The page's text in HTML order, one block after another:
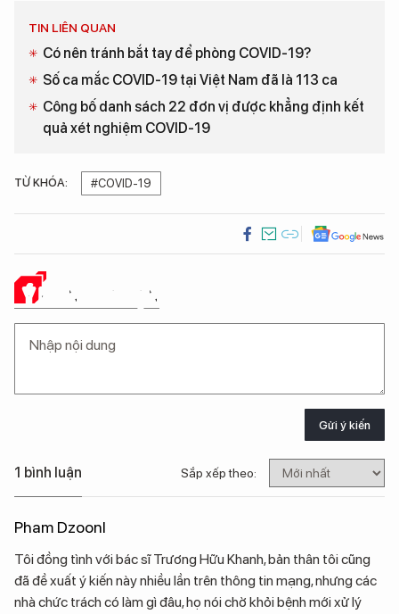
TIN LIÊN QUAN
Có nên tránh bắt tay để phòng COVID-19?
Số ca mắc COVID-19 tại Việt Nam đã là 113 ca
Công bố danh sách 22 đơn vị được khẳng định kết
quả xét nghiệm COVID-19
TỪ KHÓA: #COVID-19
Ý KIẾN CỦA BẠN
Gửi ý kiến
1 bình luận Sắp xếp theo:
Pham Dzoonl
Tôi đồng tình với bác sĩ Trương Hữu Khanh, bản thân tôi cũng
đã đề xuất ý kiến này nhiều lần trên thông tin mạng, nhưng các
nhà chức trách có làm gì đâu, họ nói chờ khỏi bệnh mới xử lý